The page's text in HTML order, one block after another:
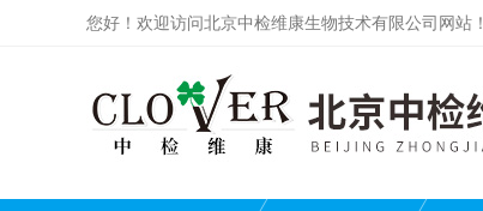
您好！欢迎访问北京中检维康生物技术有限公司网站！